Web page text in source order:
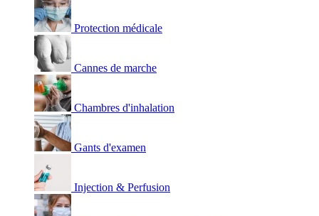
Protection médicale
Cannes de marche
Chambres d'inhalation
Gants d'examen
Injection & Perfusion